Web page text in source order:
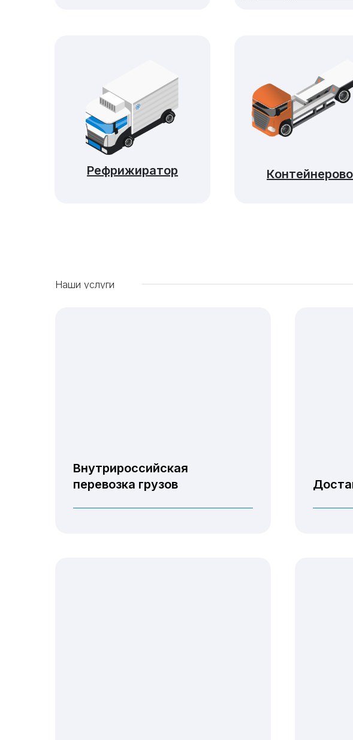
Рефрижиратор
Наши услуги
Внутрироссийская
перевозка грузов